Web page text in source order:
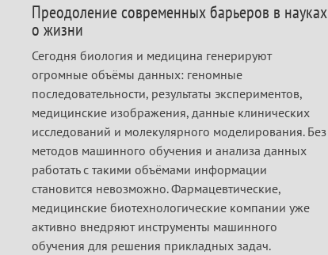
Преодоление современных барьеров в науках
о жизни
Сегодня биология и медицина генерируют
огромные объёмы данных: геномные
последовательности, результаты экспериментов,
медицинские изображения, данные клинических
исследований и молекулярного моделирования. Без
методов машинного обучения и анализа данных
работать с такими объёмами информации
становится невозможно. Фармацевтические,
медицинские биотехнологические компании уже
активно внедряют инструменты машинного
обучения для решения прикладных задач.